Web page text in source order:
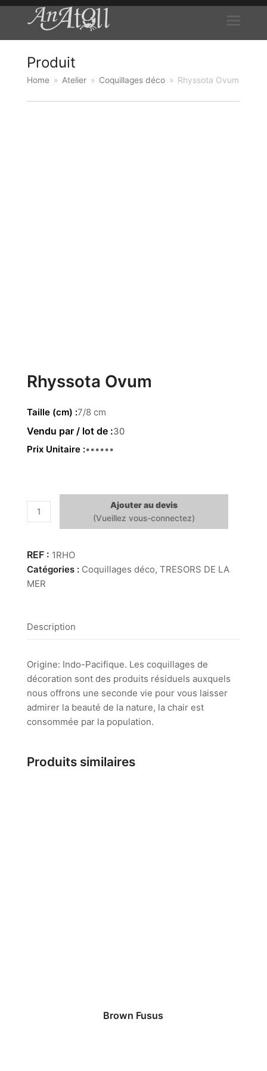
Produit
Home » Atelier » Coquillages déco » Rhyssota Ovum
Rhyssota Ovum
Taille (cm) 7/8 cm
30
Prix Unitaire 0.81 €
quantité
de
Ovum
Ajouter au devis
1RHO
Catégories : Coquillages déco, TRESORS DE LA
MER
Description
Origine: Indo-Pacifique. Les coquillages de
décoration sont des produits résiduels auxquels
nous offrons une seconde vie pour vous laisser
admirer la beauté de la nature, la chair est
consommée par la population.
Produits similaires
Brown Fusus